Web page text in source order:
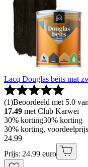
Lacq Douglas beits mat
(1)Beoordeeld met 5.0
17.49 met Club Karwei
30% korting30% korting
30% korting,
24.99
Prijs: 24.99 euro